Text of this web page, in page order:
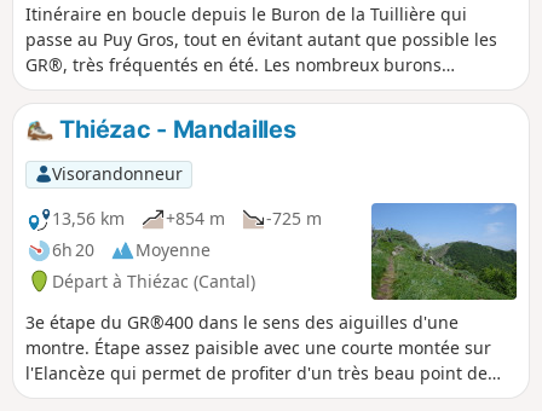
Itinéraire en boucle depuis le Buron de la Tuillière qui
passe au Puy Gros, tout en évitant autant que possible les
GR®, très fréquentés en été. Les nombreux burons
rencontrés au fil de la randonnée offrent de beaux
moments. Randonnée réservée à des randonneurs
expérimentés (orientation, troupeaux, barbelés). Attention :
traversées de pâtures, avec vaches et taureaux. Donc
prudence (chiens, enfants, etc.). Et ne pas oublier de
refermer les portails après vos passages.
Thiézac - Mandailles
Visorandonneur
13,56 km
+854 m
-725 m
6h 20
Moyenne
Départ à Thiézac (Cantal)
3e étape du GR®400 dans le sens des aiguilles d'une
montre. Étape assez paisible avec une courte montée sur
l'Elancèze qui permet de profiter d'un très beau point de
vue sur les sommets ainsi que sur l'étape de la veille.